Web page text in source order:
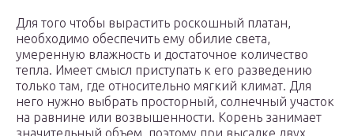
Для того чтобы вырастить роскошный платан,
необходимо обеспечить ему обилие света,
умеренную влажность и достаточное количество
тепла. Имеет смысл приступать к его разведению
только там, где относительно мягкий климат. Для
него нужно выбрать просторный, солнечный участок
на равнине или возвышенности. Корень занимает
значительный объем, поэтому при высадке двух